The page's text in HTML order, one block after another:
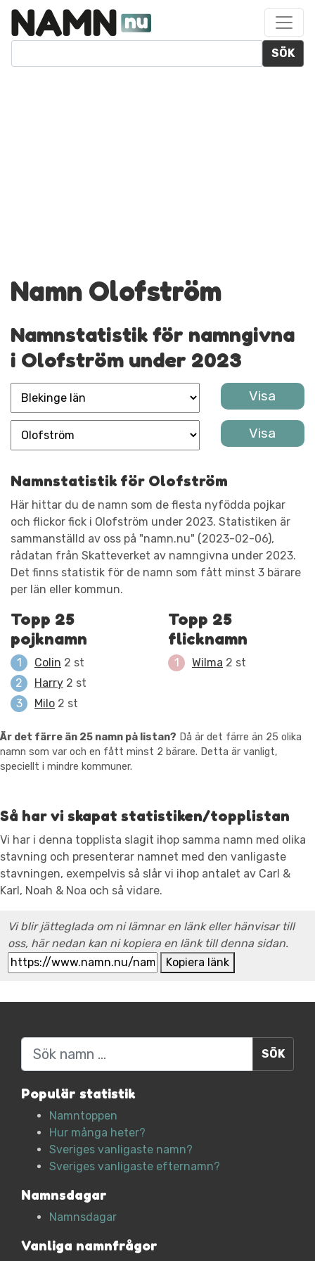
SÖK
Namn Olofström
Namnstatistik för namngivna
i Olofström under 2023
Namnstatistik för Olofström
Här hittar du de namn som de flesta nyfödda pojkar
och flickor fick i Olofström under 2023. Statistiken är
sammanställd av oss på "namn.nu" (2023-02-06),
rådatan från Skatteverket av namngivna under 2023.
Det finns statistik för de namn som fått minst 3 bärare
per län eller kommun.
Topp 25
pojknamn
Colin 2 st
Harry 2 st
Milo 2 st
Topp 25
flicknamn
Wilma 2 st
Är det färre än 25 namn på listan? Då är det färre än 25 olika
namn som var och en fått minst 2 bärare. Detta är vanligt,
speciellt i mindre kommuner.
Så har vi skapat statistiken/topplistan
Vi har i denna topplista slagit ihop samma namn med olika
stavning och presenterar namnet med den vanligaste
stavningen, exempelvis så slår vi ihop antalet av Carl &
Karl, Noah & Noa och så vidare.
Vi blir jätteglada om ni lämnar en länk eller hänvisar till
oss, här nedan kan ni kopiera en länk till denna sidan.
Kopiera länk
Sök
Populär statistik
Namntoppen
Hur många heter?
Sveriges vanligaste namn?
Sveriges vanligaste efternamn?
Namnsdagar
Namnsdagar
Vanliga namnfrågor